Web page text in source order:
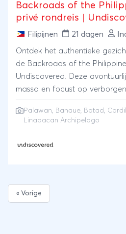
Backroads of the
privé rondreis |
Filipijnen 21 dagen
Ontdek het authentieke
de Backroads of the
Undiscovered. Deze
massa en focust op
ontmoet lokale stammen in de
het ongerepte noorden van
naar echte interactie, ruige
eilanden!
Palawan, Banaue, Batad,
Linapacan Archipelago
« Vorige